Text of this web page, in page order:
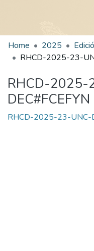
Home 2025
RHCD-2025-
DEC#FCEFYN
RHCD-2025-23-UNC-